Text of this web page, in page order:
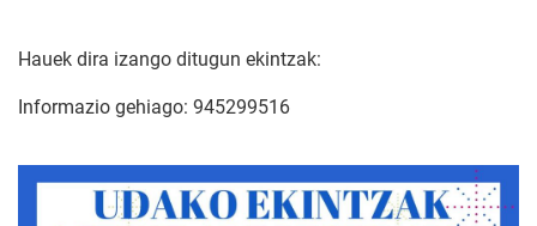
Hauek dira izango ditugun ekintzak:
Informazio gehiago: 945299516